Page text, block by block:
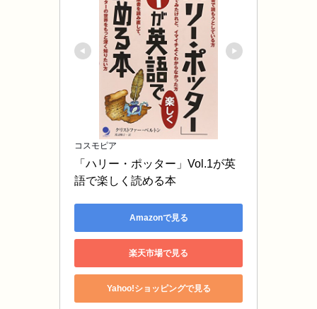
コスモピア
「ハリー・ポッター」Vol.1が英
語で楽しく読める本
Amazonで見る
楽天市場で見る
Yahoo!ショッピングで見る